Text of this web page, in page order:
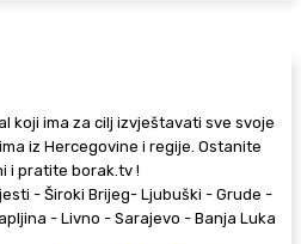
koji ima za cilj izvještavati sve svoje
iz Hercegovine i regije. Ostanite
i pratite borak.tv !
- Široki Brijeg- Ljubuški - Grude -
- Livno - Sarajevo - Banja Luka